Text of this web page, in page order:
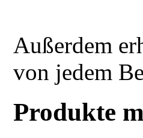
Außerdem
von jedem
Produkte